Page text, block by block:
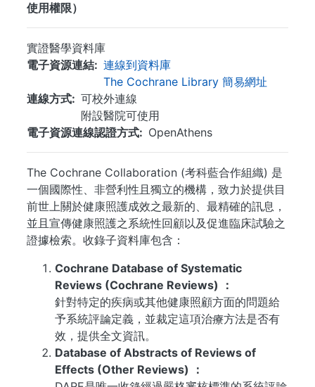
使用權限）
實證醫學資料庫
電子資源連結
連線到資料庫
The Cochrane Library 簡易網址
連線方式
可校外連線
附設醫院可使用
電子資源連線認證方式
OpenAthens
The Cochrane Collaboration (考科藍合作組織) 是
一個國際性、非營利性且獨立的機構，致力於提供目
前世上關於健康照護成效之最新的、最精確的訊息，
並且宣傳健康照護之系統性回顧以及促進臨床試驗之
證據檢索。收錄子資料庫包含：
Cochrane Database of Systematic
Reviews (Cochrane Reviews) ：
針對特定的疾病或其他健康照顧方面的問題給
予系統評論定義，並裁定這項治療方法是否有
效，提供全文資訊。
Database of Abstracts of Reviews of
Effects (Other Reviews) ：